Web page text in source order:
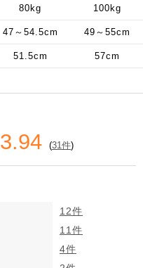
80kg
47～54.5cm
51.5cm
100kg
49～55cm
57cm
3.94 (31件)
12件
11件
4件